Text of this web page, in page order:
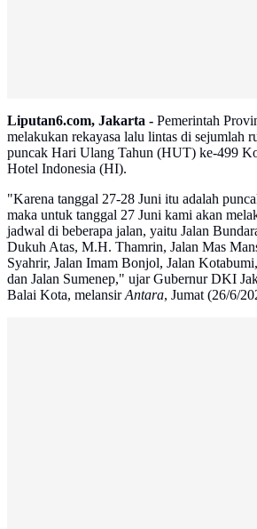
Liputan6.com, Jakarta - Pemerintah
melakukan rekayasa lalu lintas di sejumlah
puncak Hari Ulang Tahun (HUT) ke-499
Hotel Indonesia (HI).
"Karena tanggal 27-28 Juni itu adalah
maka untuk tanggal 27 Juni kami akan
jadwal di beberapa jalan, yaitu Jalan
Dukuh Atas, M.H. Thamrin, Jalan Mas
Syahrir, Jalan Imam Bonjol, Jalan
dan Jalan Sumenep," ujar Gubernur DKI
Balai Kota, melansirAntara, Jumat (26/6/